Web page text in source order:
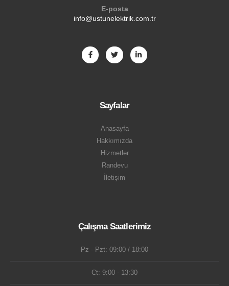
E-posta
info@ustunelektrik.com.tr
Sayfalar
Anasayfa
Hakkımızda
Hizmetler
Randevu
İletişim
Çalışma Saatlerimiz
Pz - Pzt: 09:00 / 18:00
Ct: 9:00 - 13:30